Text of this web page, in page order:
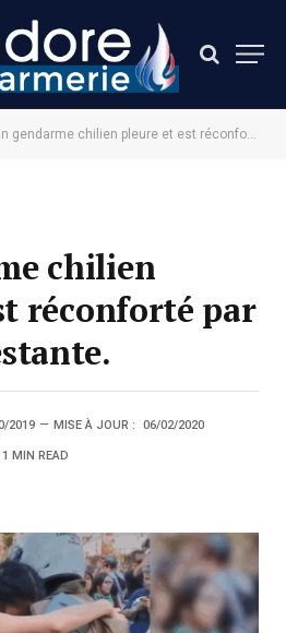
gendarme chilien pleure et est réconforté par une manifestante.
chilien
réconforté par
2019 MISE À JOUR : 06/02/2020
1 MIN READ